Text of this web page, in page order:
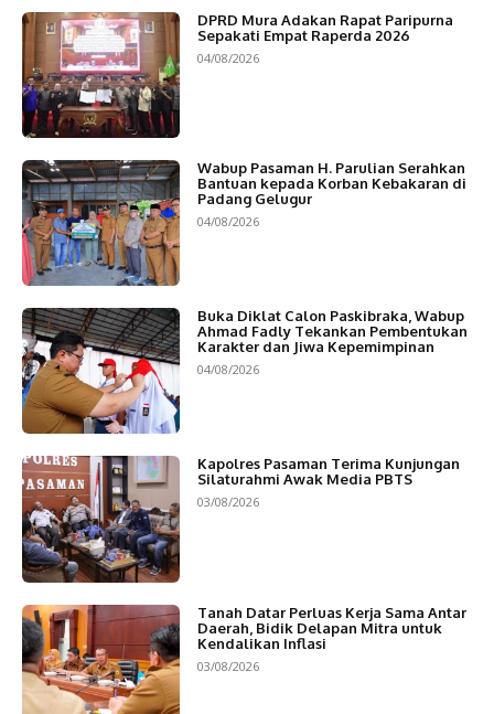
DPRD Mura Adakan Rapat Paripurna
Sepakati Empat Raperda 2026
04/08/2026
Wabup Pasaman H. Parulian Serahkan
Bantuan kepada Korban Kebakaran di
Padang Gelugur
04/08/2026
Buka Diklat Calon Paskibraka, Wabup
Ahmad Fadly Tekankan Pembentukan
Karakter dan Jiwa Kepemimpinan
04/08/2026
Kapolres Pasaman Terima Kunjungan
Silaturahmi Awak Media PBTS
03/08/2026
Tanah Datar Perluas Kerja Sama Antar
Daerah, Bidik Delapan Mitra untuk
Kendalikan Inflasi
03/08/2026